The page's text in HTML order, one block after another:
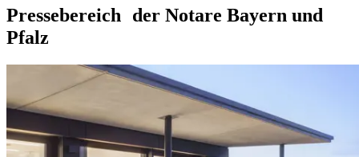
Pressebereich der Notare Bayern und
Pfalz